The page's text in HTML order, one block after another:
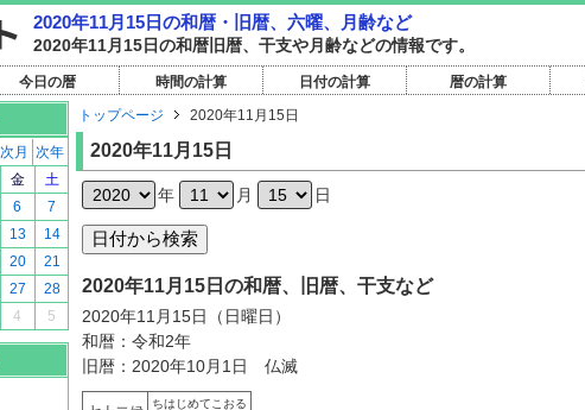
2020年11月15日の和暦・旧暦、六曜、月齢など
2020年11月15日の和暦旧暦、干支や月齢などの情報です。
今日の暦 時間の計算 日付の計算 暦の計算
次月
次年
金
土
6
7
13
14
20
21
27
28
4 5
トップページ 2020年11月15日
2020年11月15日
年 月 日
2020年11月15日の和暦、旧暦、干支など
2020年11月15日（日曜日）
和暦：令和2年
旧暦：2020年10月1日 仏滅
ちはじめてこおる